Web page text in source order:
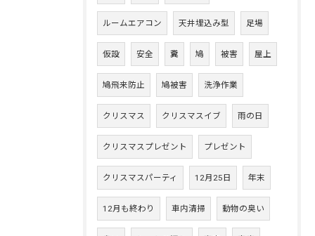
ルームエアコン 天井埋込み型 足場
仮設 安全 糞 鳩 被害 屋上
鳩飛来防止 鳩被害 洗浄作業
クリスマス クリスマスイブ 雨の日
クリスマスプレゼント プレゼント
クリスマスパーティ 12月25日 年末
12月も終わり 車内清掃 動物の臭い